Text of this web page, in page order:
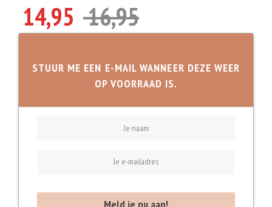
16,95
14,95
STUUR ME EEN E-MAIL WANNEER DEZE WEER
OP VOORRAAD IS.